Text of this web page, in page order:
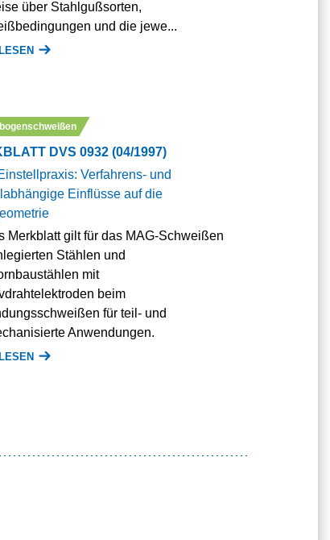
über Stahlgußsorten,
und die jewe...
DVS 0932 (04/1997)
Verfahrens- und
Einflüsse auf die
Merkblatt gilt für das MAG-Schweißen
Stählen und
mit
beim
für teil- und
Anwendungen.